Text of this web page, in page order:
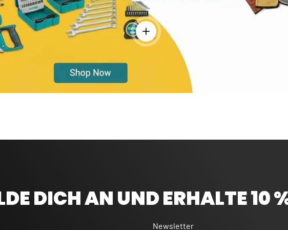
Einzelheiten anzeigen - Bandmaß 5 m -
DICH AN UND ERHALTE 10
Newsletter